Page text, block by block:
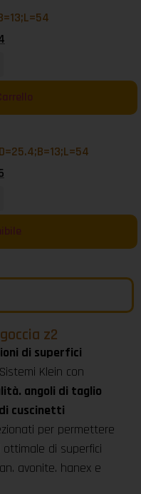
z2
di superfici
Klein con
angoli di taglio
cuscinetti
per permettere
di superfici
avonite. hanex e